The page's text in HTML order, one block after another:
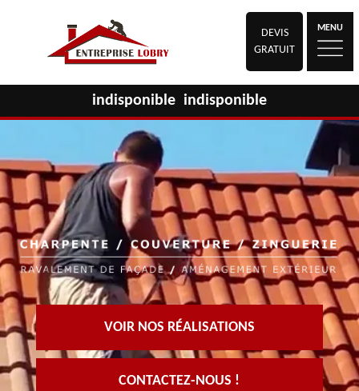
DEVIS
GRATUIT
MENU
indisponible indisponible
VOIR NOS RÉALISATIONS
CONTACTEZ-NOUS !